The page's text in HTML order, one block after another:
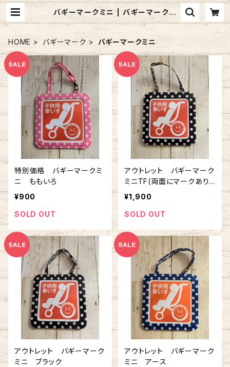
バギーマークミニ | バギーマークの
お店 mon mignon pêche
HOME バギーマーク バギーマークミニ
特別価格 バギーマークミ
ニ ももいろ
¥900
SOLD OUT
アウトレット バギーマーク
ミニTF(両面にマークあり)
ブラック
¥1,900
SOLD OUT
アウトレット バギーマーク
ミニ ブラック
アウトレット バギーマーク
ミニ アース